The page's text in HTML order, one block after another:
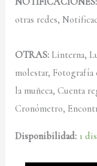
otras redes,
OTRAS: Linterna,
molestar,
la muñeca, Cuenta
Cronómetro,
Disponibilidad: 1